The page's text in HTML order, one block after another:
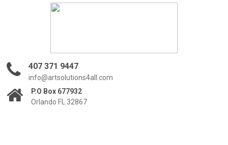
407 371 9447
info@artsolutions4all.com
P.O Box 677932
Orlando FL 32867